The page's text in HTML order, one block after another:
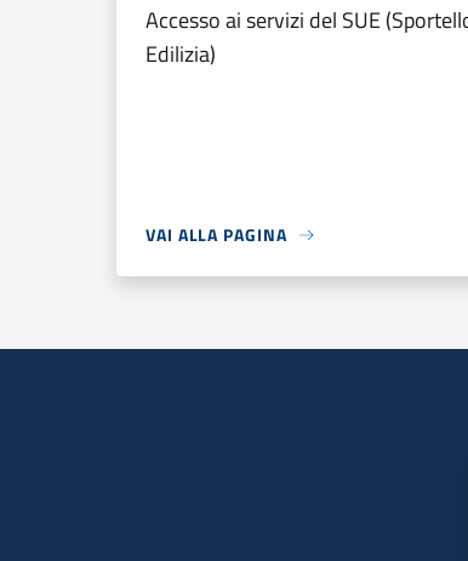
Accesso ai servizi del SUE
Edilizia)
VAI ALLA PAGINA